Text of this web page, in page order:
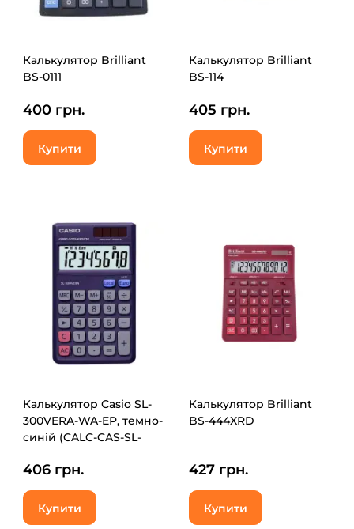
Калькулятор Brilliant
BS-0111
400 грн.
Купити
Калькулятор Brilliant
BS-114
405 грн.
Купити
Калькулятор Casio SL-
300VERA-WA-EP, темно-
синій (CALC-CAS-SL-
406 грн.
Купити
Калькулятор Brilliant
BS-444XRD
427 грн.
Купити